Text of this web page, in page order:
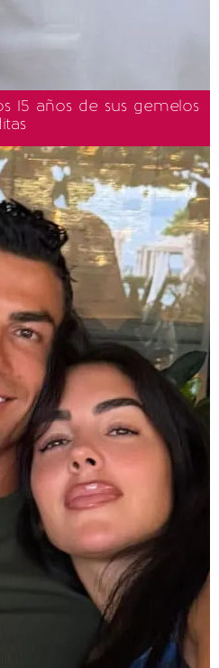
15 años de sus gemelos